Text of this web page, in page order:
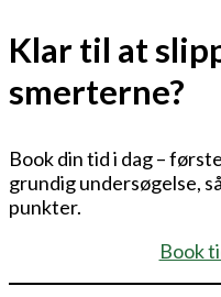
Klar til at
smerterne?
Book din tid i dag –
grundig undersøgelse,
punkter.
Book